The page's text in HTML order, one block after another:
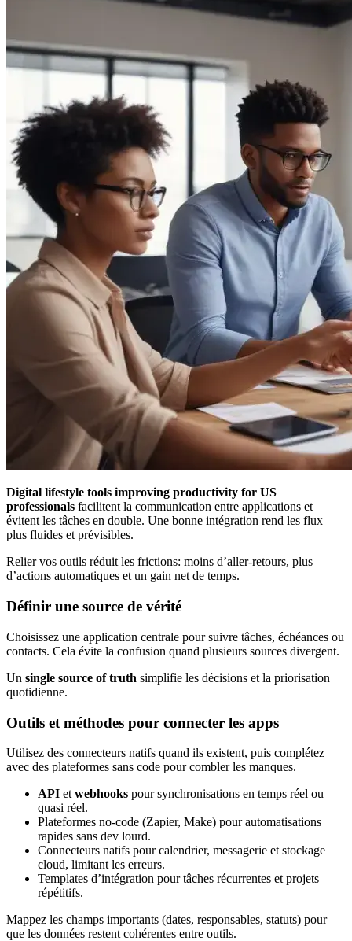
Digital lifestyle tools improving productivity for US
professionals facilitent la communication entre applications et
évitent les tâches en double. Une bonne intégration rend les flux
plus fluides et prévisibles.
Relier vos outils réduit les frictions: moins d’aller-retours, plus
d’actions automatiques et un gain net de temps.
Définir une source de vérité
Choisissez une application centrale pour suivre tâches, échéances ou
contacts. Cela évite la confusion quand plusieurs sources divergent.
Un single source of truth simplifie les décisions et la priorisation
quotidienne.
Outils et méthodes pour connecter les apps
Utilisez des connecteurs natifs quand ils existent, puis complétez
avec des plateformes sans code pour combler les manques.
API et webhooks pour synchronisations en temps réel ou
quasi réel.
Plateformes no-code (Zapier, Make) pour automatisations
rapides sans dev lourd.
Connecteurs natifs pour calendrier, messagerie et stockage
cloud, limitant les erreurs.
Templates d’intégration pour tâches récurrentes et projets
répétitifs.
Mappez les champs importants (dates, responsables, statuts) pour
que les données restent cohérentes entre outils.